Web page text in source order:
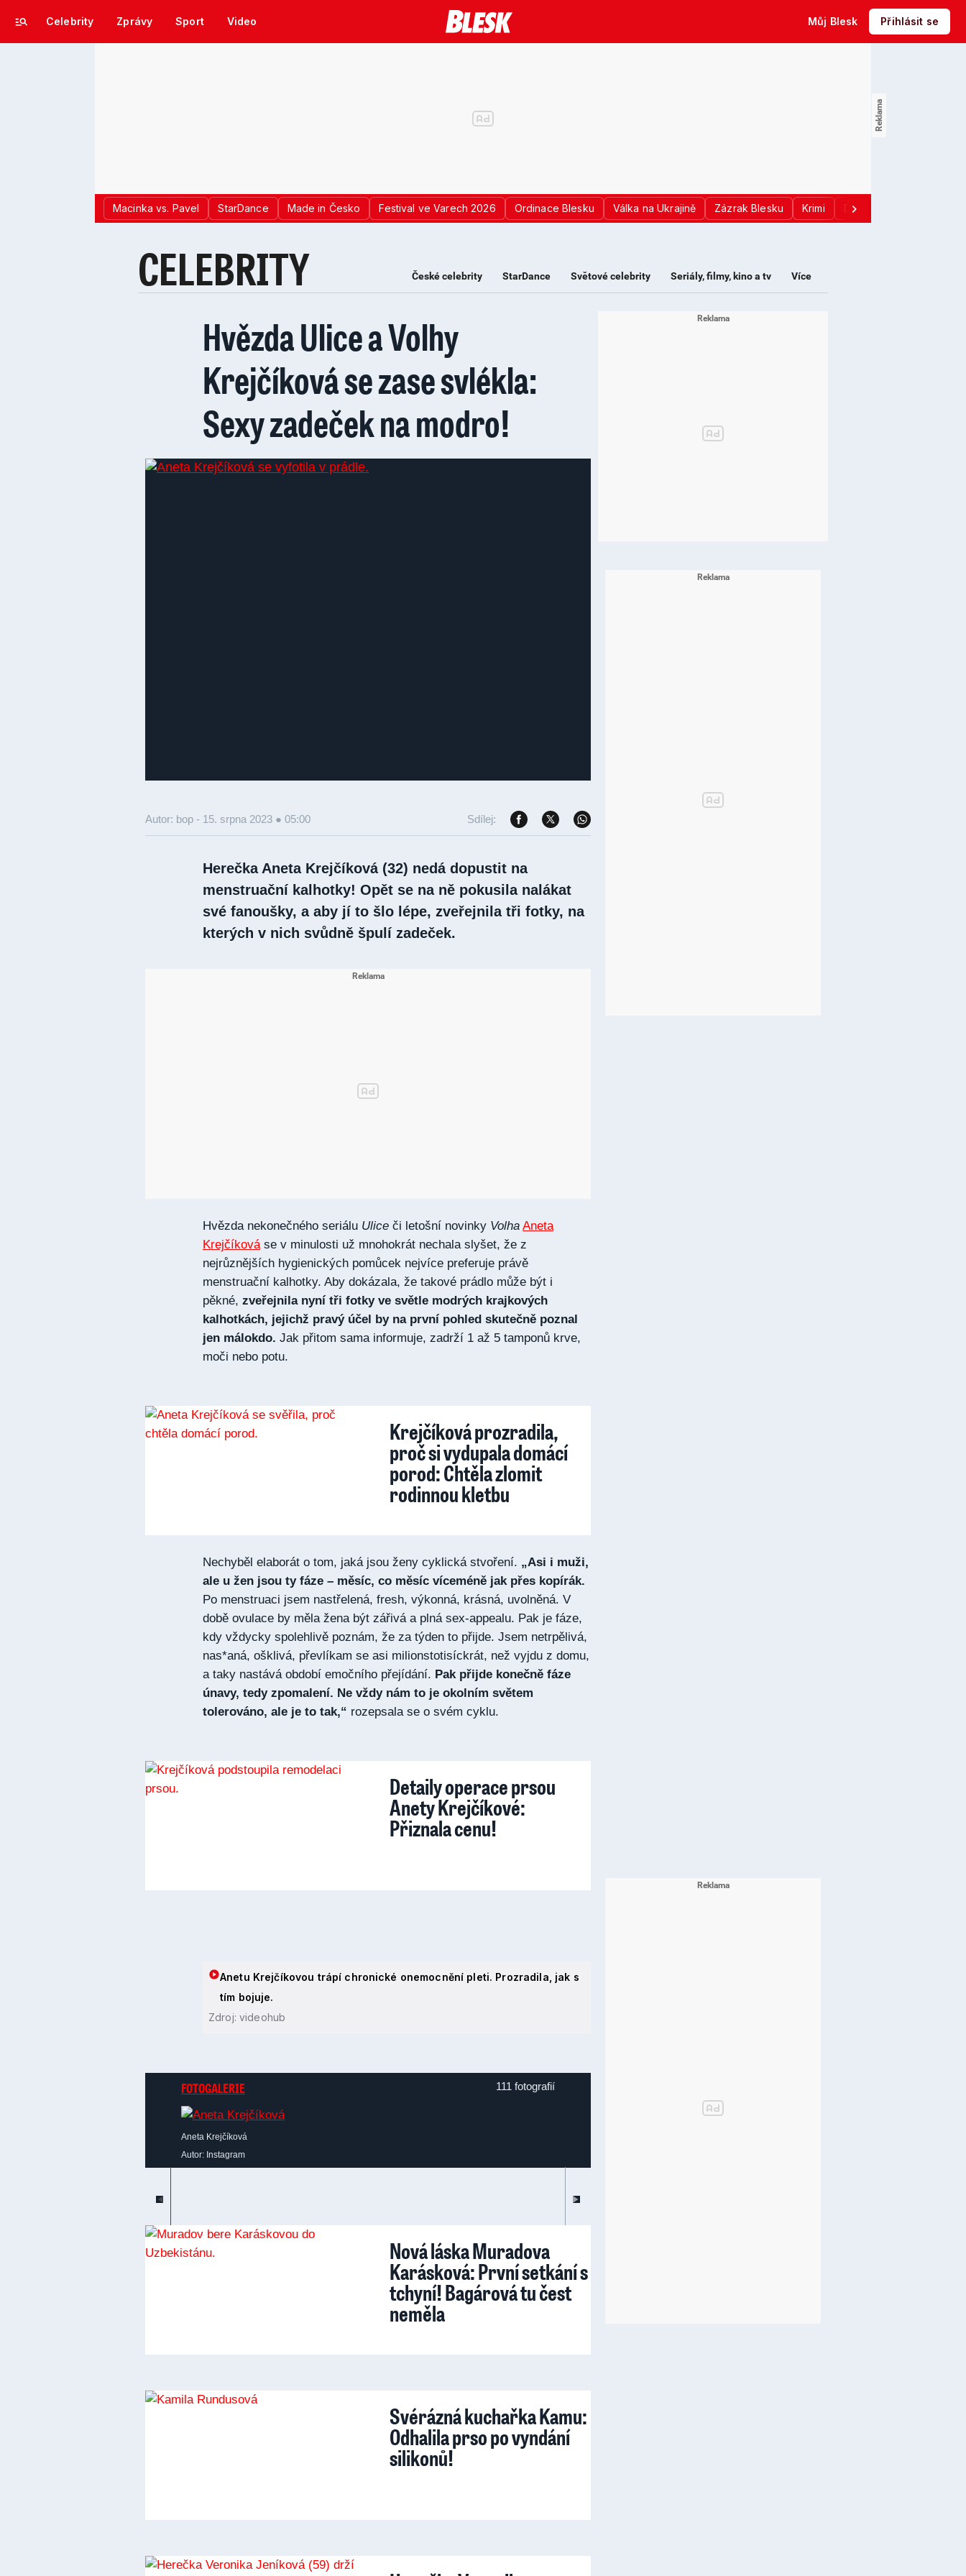
Celebrity Zprávy Sport Video Můj Blesk Přihlásit se
Macinka vs. Pavel StarDance Made in Česko Festival ve Varech 2026 Ordinace Blesku Válka na Ukrajině Zázrak Blesku Krimi Donald Trump
CELEBRITY České celebrity StarDance Světové celebrity Seriály, filmy, kino a tv Více
Hvězda Ulice a Volhy
Krejčíková se zase svlékla:
Sexy zadeček na modro!
Autor: bop - 15. srpna 2023 ● 05:00 Sdílej:
Herečka Aneta Krejčíková (32) nedá dopustit na
menstruační kalhotky! Opět se na ně pokusila nalákat
své fanoušky, a aby jí to šlo lépe, zveřejnila tři fotky, na
kterých v nich svůdně špulí zadeček.
Hvězda nekonečného seriálu Ulice či letošní novinky Volha Aneta
Krejčíkováse v minulosti už mnohokrát nechala slyšet, že z
nejrůznějších hygienických pomůcek nejvíce preferuje právě
menstruační kalhotky. Aby dokázala, že takové prádlo může být i
pěkné, zveřejnila nyní tři fotky ve světle modrých krajkových
kalhotkách, jejichž pravý účel by na první pohled skutečně poznal
jen málokdo. Jak přitom sama informuje, zadrží 1 až 5 tamponů krve,
moči nebo potu.
Krejčíková prozradila,
proč si vydupala domácí
porod: Chtěla zlomit
rodinnou kletbu
Nechyběl elaborát o tom, jaká jsou ženy cyklická stvoření. „Asi i muži,
ale u žen jsou ty fáze – měsíc, co měsíc víceméně jak přes kopírák.
Po menstruaci jsem nastřelená, fresh, výkonná, krásná, uvolněná. V
době ovulace by měla žena být zářivá a plná sex-appealu. Pak je fáze,
kdy vždycky spolehlivě poznám, že za týden to přijde. Jsem netrpělivá,
nas*aná, ošklivá, převlíkam se asi milionstotisíckrát, než vyjdu z domu,
a taky nastává období emočního přejídání. Pak přijde konečně fáze
únavy, tedy zpomalení. Ne vždy nám to je okolním světem
tolerováno, ale je to tak,“ rozepsala se o svém cyklu.
Detaily operace prsou
Anety Krejčíkové:
Přiznala cenu!
Anetu Krejčíkovou trápí chronické onemocnění pleti. Prozradila, jak s
tím bojuje.
Zdroj: videohub
FOTOGALERIE 111 fotografií
Aneta Krejčíková
Autor: Instagram
Nová láska Muradova
Karásková: První setkání s
tchyní! Bagárová tu čest
neměla
Svérázná kuchařka Kamu:
Odhalila prso po vyndání
silikonů!